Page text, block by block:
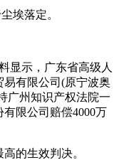
埃落定。
示，广东省高级人
有限公司(原宁波奥
广州知识产权法院一
限公司赔偿4000万
的生效判决。